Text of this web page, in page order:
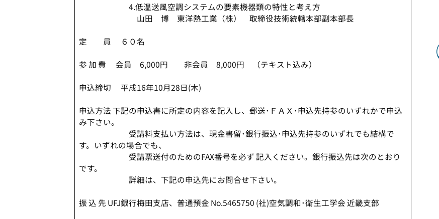
4.低温送風空調システムの要素機器類の特性と考え方
山田 博 東洋熱工業（株） 取締役技術統轄本部副本部長
定 員 ６０名
参 加 費 会員 6,000円 非会員 8,000円 （テキスト込み）
申込締切 平成16年10月28日(木)
申込方法 下記の申込書に所定の内容を記入し、郵送･ＦＡＸ･申込先持参のいずれかで申込
み下さい。
受講料支払い方法は、現金書留･銀行振込･申込先持参のいずれでも結構で
す。いずれの場合でも、
受講票送付のためのFAX番号を必ず 記入ください。銀行振込先は次のとおり
です。
詳細は、下記の申込先にお問合せ下さい。
振 込 先 UFJ銀行梅田支店、普通預金 No.5465750 (社)空気調和･衛生工学会 近畿支部